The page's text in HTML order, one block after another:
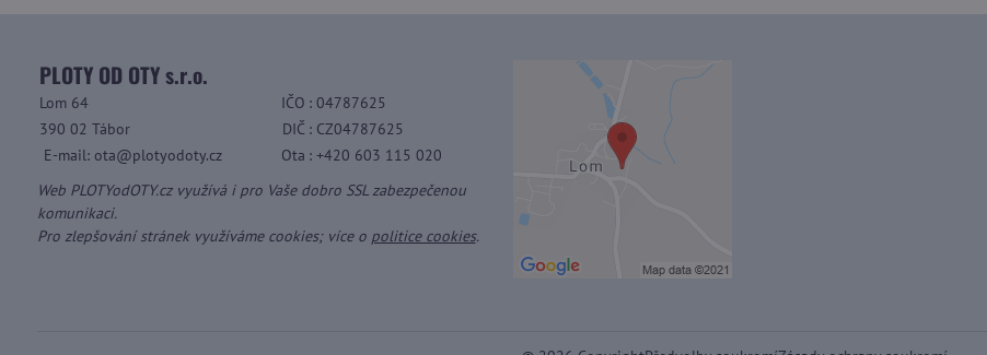
PLOTY OD OTY s.r.o.
Lom 64 IČO : 04787625
390 02 Tábor
DIČ : CZ04787625
E-mail: ota@plotyodoty.cz
Ota : +420 603 115 020
Web PLOTYodOTY.cz využívá i pro Vaše dobro SSL zabezpečenou
komunikaci.
Pro zlepšování stránek využíváme cookies; více o politice cookies.